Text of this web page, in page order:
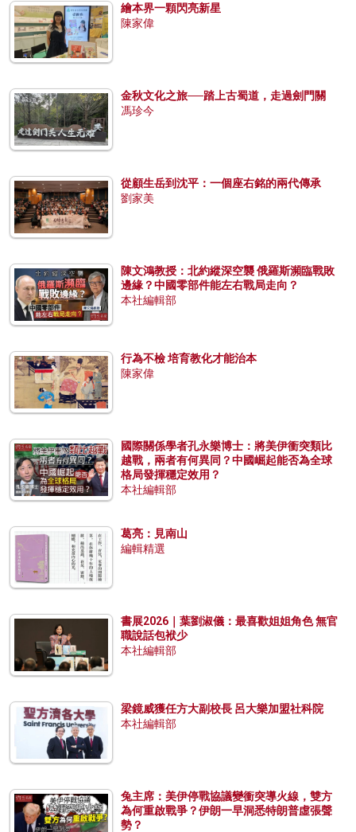
繪本界一顆閃亮新星
陳家偉
金秋文化之旅──踏上古蜀道，走過劍門關
馮珍今
從顧生岳到沈平：一個座右銘的兩代傳承
劉家美
陳文鴻教授：北約縱深空襲 俄羅斯瀕臨戰敗
邊緣？中國零部件能左右戰局走向？
本社編輯部
行為不檢 培育教化才能治本
陳家偉
國際關係學者孔永樂博士：將美伊衝突類比
越戰，兩者有何異同？中國崛起能否為全球
格局發揮穩定效用？
本社編輯部
葛亮：見南山
編輯精選
書展2026｜葉劉淑儀：最喜歡姐姐角色 無官
職說話包袱少
本社編輯部
梁鏡威獲任方大副校長 呂大樂加盟社科院
本社編輯部
兔主席：美伊停戰協議變衝突導火線，雙方
為何重啟戰爭？伊朗一早洞悉特朗普虛張聲
勢？